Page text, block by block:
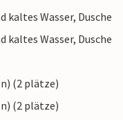
kaltes Wasser, Dusche
kaltes Wasser, Dusche
(2 plätze)
(2 plätze)